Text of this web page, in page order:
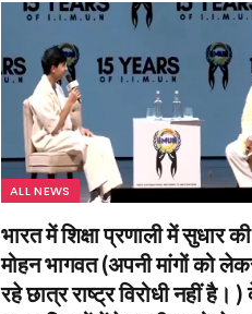
ALL NEWS
भारत में शिक्षा प्रणाली में सुधार
मोहन भागवत (अपनी मांगों को
रहे छात्र राष्ट्र विरोधी नहीं